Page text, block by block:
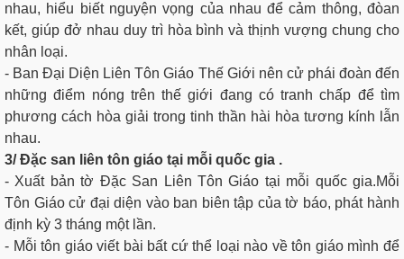
nhau, hiểu biết nguyện vọng của nhau để cảm thông, đòan
kết, giúp đở nhau duy trì hòa bình và thịnh vượng chung cho
nhân loại.
- Ban Đại Diện Liên Tôn Giáo Thế Giới nên cử phái đoàn đến
những điểm nóng trên thế giới đang có tranh chấp để tìm
phương cách hòa giải trong tinh thần hài hòa tương kính lẫn
nhau.
3/ Đặc san liên tôn giáo tại mỗi quốc gia .
- Xuất bản tờ Đặc San Liên Tôn Giáo tại mỗi quốc gia.Mỗi
Tôn Giáo cử đại diện vào ban biên tập của tờ báo, phát hành
định kỳ 3 tháng một lần.
- Mỗi tôn giáo viết bài bất cứ thể loại nào về tôn giáo mình để